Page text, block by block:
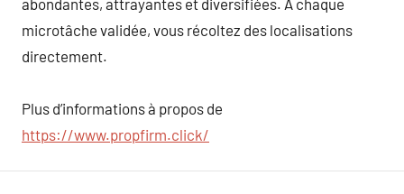
microtâche validée, vous récoltez des localisations
directement.
Plus d’informations à propos de
https://www.propfirm.click/